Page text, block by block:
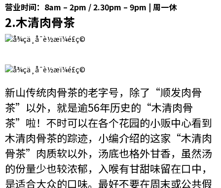
营业时间：8am – 2pm / 2.30pm – 9pm | 周一休
2.木清肉骨茶
新山传统肉骨茶的老字号，除了“顺发肉骨
茶”以外，就是逾56年历史的“木清肉骨
茶”啦！不时可以在各个花园的小贩中心看到
木清肉骨茶的踪迹，小编介绍的这家“木清肉
骨茶”肉质软以外，汤底也格外甘香，虽然汤
的份量少也较浓郁，入喉有甘甜味留在口中，
是适合大众的口味。最好不要在周末或公共假